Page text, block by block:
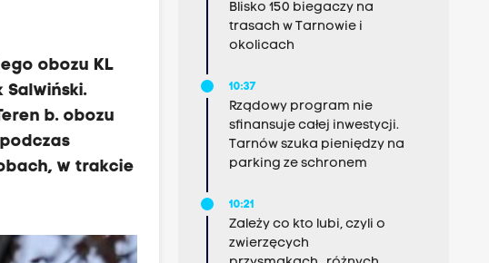
obozu KL
Salwiński.
b. obozu
w trakcie
Blisko 150 biegaczy na
trasach w Tarnowie i
okolicach
10:37
Rządowy program nie
sfinansuje całej inwestycji.
Tarnów szuka pieniędzy na
parking ze schronem
10:21
Zależy co kto lubi, czyli o
zwierzęcych